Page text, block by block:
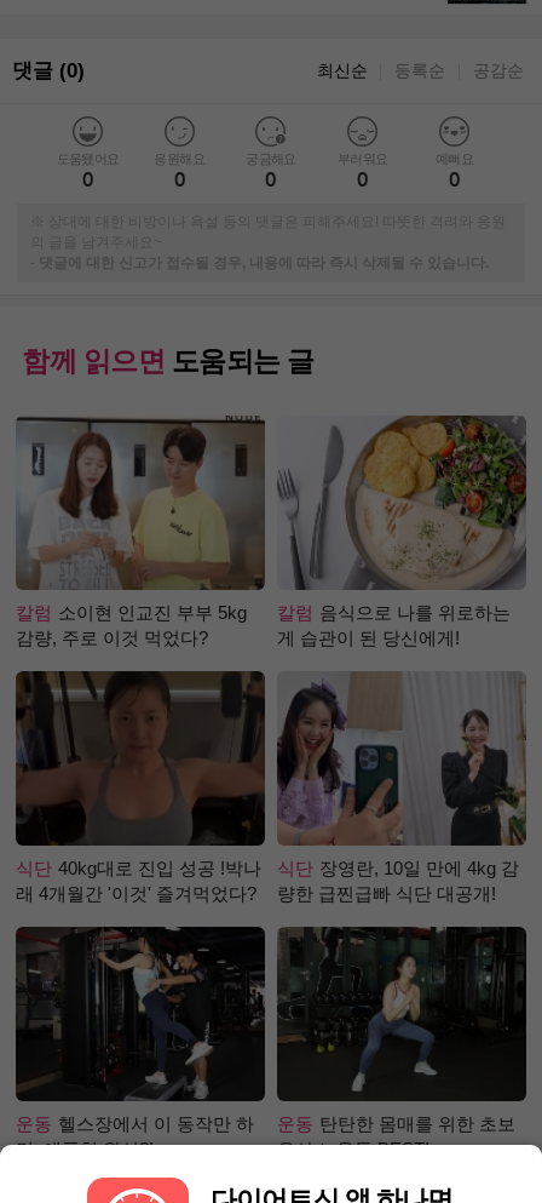
댓글 (0) 최신순 등록순 공감순
도움됐어요
0
응원해요
0
궁금해요
0
부러워요
0
예뻐요
0
※ 상대에 대한 비방이나 욕설 등의 댓글은 피해주세요! 따뜻한 격려와 응원
의 글을 남겨주세요~
-
댓글에 대한 신고가 접수될 경우, 내용에 따라 즉시 삭제될 수 있습니다.
함께 읽으면 도움되는 글
칼럼 소이현 인교진 부부 5kg
감량, 주로 이것 먹었다?
칼럼 음식으로 나를 위로하는
게 습관이 된 당신에게!
식단 40kg대로 진입 성공 !박나
래 4개월간 '이것' 즐겨먹었다?
식단 장영란, 10일 만에 4kg 감
량한 급찐급빠 식단 대공개!
운동 헬스장에서 이 동작만 하
면, 애플힙 완성?!
운동 탄탄한 몸매를 위한 초보
유산소 운동 BEST!